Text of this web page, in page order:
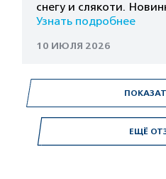
ЕЩЁ
снегу и слякоти.
Узнать подробнее
10 ИЮЛЯ 2026